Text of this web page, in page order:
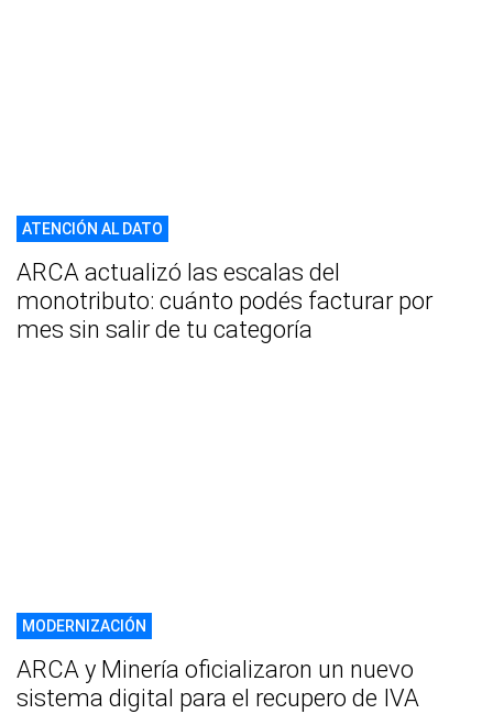
ATENCIÓN AL DATO
ARCA actualizó las escalas del
monotributo: cuánto podés facturar por
mes sin salir de tu categoría
MODERNIZACIÓN
ARCA y Minería oficializaron un nuevo
sistema digital para el recupero de IVA